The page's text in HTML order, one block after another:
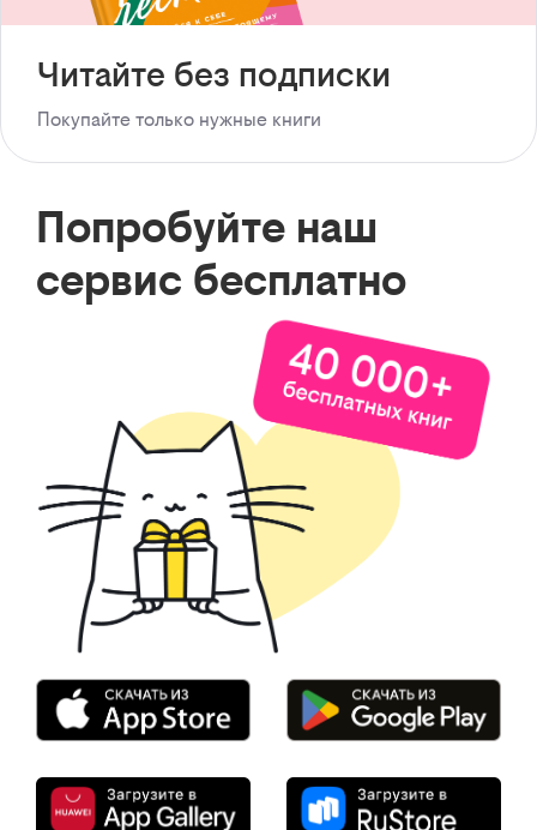
Читайте без подписки
Покупайте только нужные книги
Попробуйте наш
сервис бесплатно